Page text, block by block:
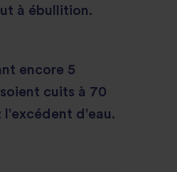
à ébullition.
encore 5
cuits à 70
l'excédent d'eau.